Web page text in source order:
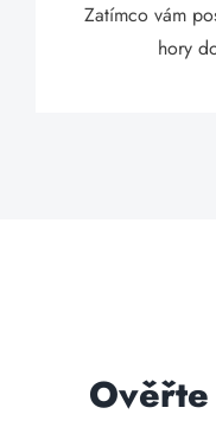
Zatímco vám
hory